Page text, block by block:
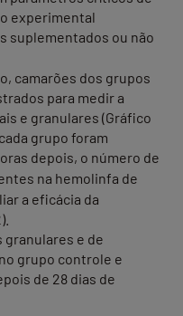
experimental
suplementados ou não
camarões dos grupos
para medir a
e granulares (Gráfico
grupo foram
depois, o número de
na hemolinfa de
a eficácia da
e de
grupo controle e
de 28 dias de